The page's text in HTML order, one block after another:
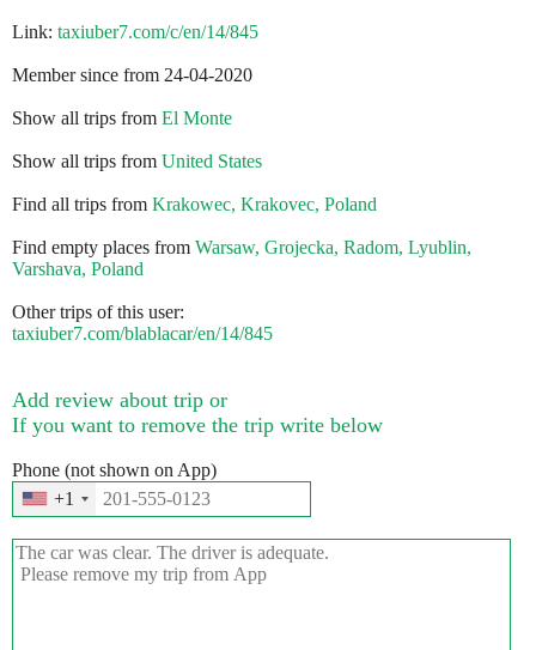
Link: taxiuber7.com/c/en/14/845
Member since from 24-04-2020
Show all trips from El Monte
Show all trips from United States
Find all trips from Krakowec, Krakovec, Poland
Find empty places from Warsaw, Grojecka, Radom, Lyublіn,
Varshava, Poland
Other trips of this user:
taxiuber7.com/blablacar/en/14/845
Add review about trip or
If you want to remove the trip write below
Phone (not shown on App)
+1